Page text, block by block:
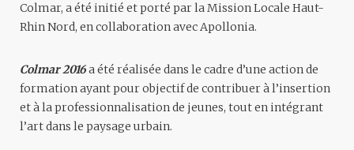
Colmar, a été initié et porté par la Mission Locale Haut-
Rhin Nord, en collaboration avec Apollonia.
Colmar 2016a été réalisée dans le cadre d’une action de
formation ayant pour objectif de contribuer à l’insertion
et à la professionnalisation de jeunes, tout en intégrant
l’art dans le paysage urbain.